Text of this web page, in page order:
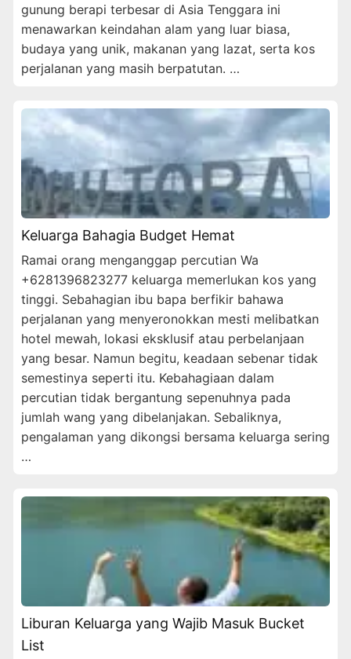
gunung berapi terbesar di Asia Tenggara ini
menawarkan keindahan alam yang luar biasa,
budaya yang unik, makanan yang lazat, serta kos
perjalanan yang masih berpatutan. …
Keluarga Bahagia Budget Hemat
Ramai orang menganggap percutian Wa
+6281396823277 keluarga memerlukan kos yang
tinggi. Sebahagian ibu bapa berfikir bahawa
perjalanan yang menyeronokkan mesti melibatkan
hotel mewah, lokasi eksklusif atau perbelanjaan
yang besar. Namun begitu, keadaan sebenar tidak
semestinya seperti itu. Kebahagiaan dalam
percutian tidak bergantung sepenuhnya pada
jumlah wang yang dibelanjakan. Sebaliknya,
pengalaman yang dikongsi bersama keluarga sering
…
Liburan Keluarga yang Wajib Masuk Bucket
List